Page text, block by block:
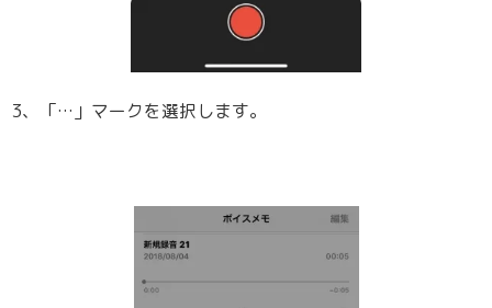
3、「…」マークを選択します。